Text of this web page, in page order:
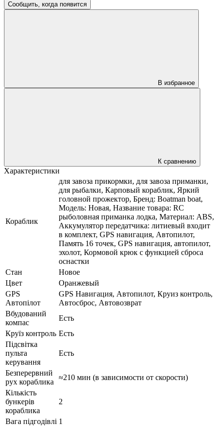
Сообщить, когда появится
В избранное
К сравнению
Характеристики
Кораблик
для завоза прикормки, для завоза приманки,
для рыбалки, Карповый кораблик, Яркий
головной прожектор, Бренд: Boatman boat,
Модель: Новая, Название товара: RC
рыболовная приманка лодка, Материал: ABS,
Аккумулятор передатчика: литиевый входит
в комплект, GPS навигация, Автопилот,
Память 16 точек, GPS навигация, автопилот,
эхолот, Кормовой крюк с функцией сброса
оснастки
Стан
Новое
Цвет
Оранжевый
GPS
Автопілот
GPS Навигация, Автопилот, Круиз контроль,
Автосброс, Автовозврат
Вбудований
компас
Есть
Круїз контроль Есть
Підсвітка
пульта
керування
Есть
Безперервний
рух кораблика
≈210 мин (в зависимости от скорости)
Кількість
бункерів
кораблика
2
Вага підгодівлі 1